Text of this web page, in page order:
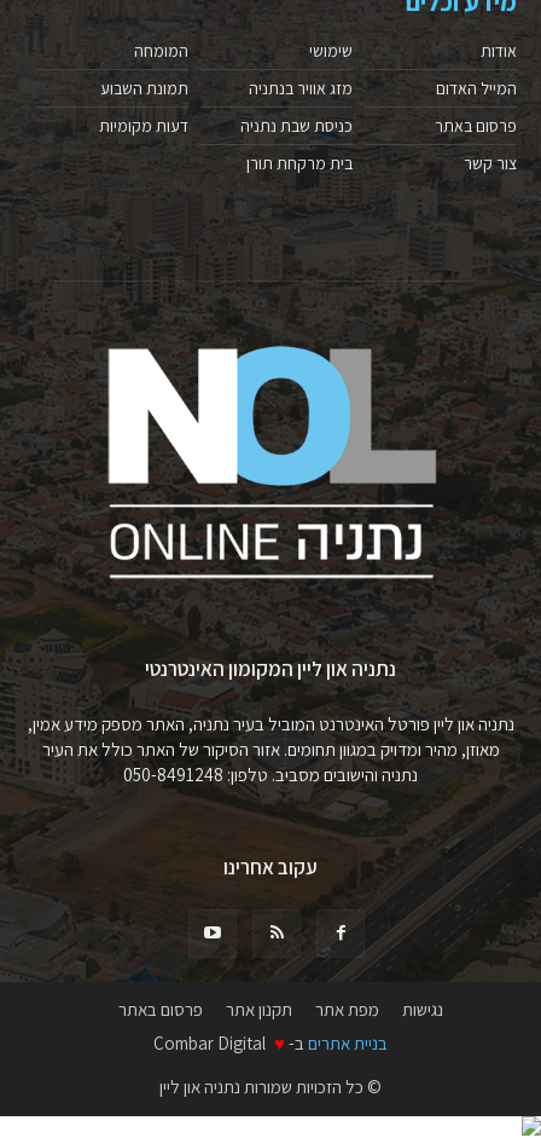
אודות
המייל האדום
פרסום באתר
צור קשר
שימושי
מזג אוויר בנתניה
כניסת שבת נתניה
בית מרקחת תורן
המומחה
תמונת השבוע
דעות מקומיות
נתניה און ליין המקומון האינטרנטי
נתניה און ליין פורטל האינטרנט המוביל בעיר נתניה, האתר מספק מידע אמין,
מאוזן, מהיר ומדויק במגוון תחומים. אזור הסיקור של האתר כולל את העיר
נתניה והישובים מסביב. טלפון: 050-8491248
עקוב אחרינו
נגישות מפת אתר תקנון אתר
פרסום באתר
בניית אתרים ב- ♥
© כל הזכויות שמורות נתניה און ליין